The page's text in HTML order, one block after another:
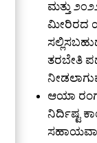
ಮತ್ತು
ಮೀರಿರದ
ತರಬೇತಿ
ಆಯಾ
ನಿರ್ದಿಷ್ಟ